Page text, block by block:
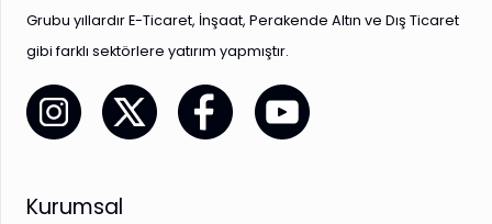
Grubu yıllardır E-Ticaret, İnşaat, Perakende Altın ve Dış Ticaret
gibi farklı sektörlere yatırım yapmıştır.
Kurumsal